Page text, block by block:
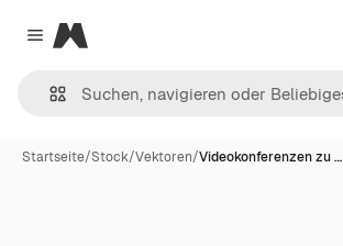
Close menu
Magnific
Startseite/Stock/Vektoren/Videokonferenzen zu …